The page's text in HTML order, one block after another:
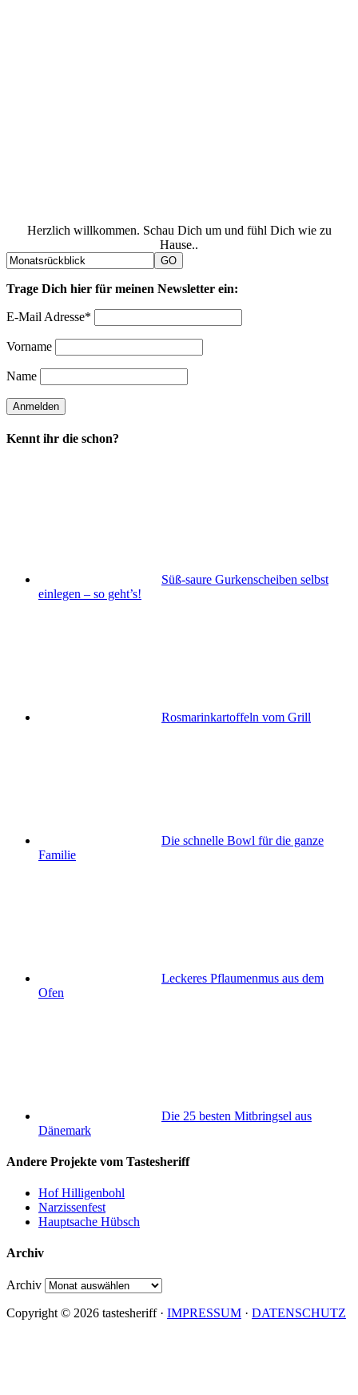
Herzlich willkommen. Schau Dich um und fühl Dich wie zu
Hause..
Trage Dich hier für meinen Newsletter ein:
E-Mail Adresse*
Vorname
Name
Kennt ihr die schon?
Süß-saure Gurkenscheiben selbst
einlegen – so geht’s!
Rosmarinkartoffeln vom Grill
Die schnelle Bowl für die ganze
Familie
Leckeres Pflaumenmus aus dem
Ofen
Die 25 besten Mitbringsel aus
Dänemark
Andere Projekte vom Tastesheriff
Hof Hilligenbohl
Narzissenfest
Hauptsache Hübsch
Archiv
Archiv
Copyright © 2026 tastesheriff · IMPRESSUM · DATENSCHUTZ